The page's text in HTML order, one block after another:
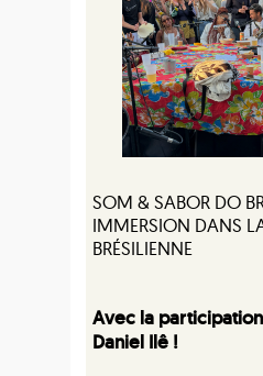
SOM & SABOR DO
IMMERSION DANS
BRÉSILIENNE
Avec la
Daniel Ilê !